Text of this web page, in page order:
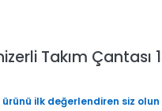
Takım Çantası
ürünü ilk değerlendiren siz olun